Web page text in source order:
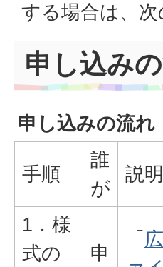
する場合は、
申し込み
申し込みの流れ
手順
誰
が
説明
1．様
式の
申
「